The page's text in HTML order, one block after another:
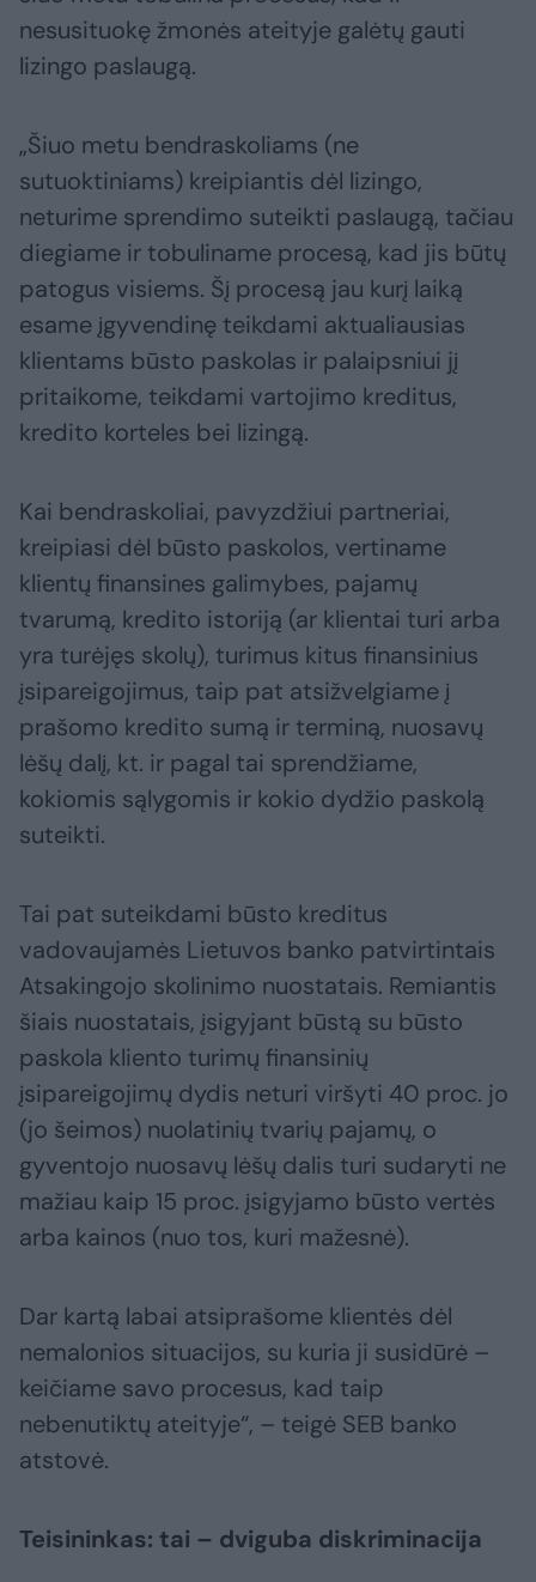
nesusituokę žmonės ateityje galėtų gauti
lizingo paslaugą.
„Šiuo metu bendraskoliams (ne
sutuoktiniams) kreipiantis dėl lizingo,
neturime sprendimo suteikti paslaugą, tačiau
diegiame ir tobuliname procesą, kad jis būtų
patogus visiems. Šį procesą jau kurį laiką
esame įgyvendinę teikdami aktualiausias
klientams būsto paskolas ir palaipsniui jį
pritaikome, teikdami vartojimo kreditus,
kredito korteles bei lizingą.
Kai bendraskoliai, pavyzdžiui partneriai,
kreipiasi dėl būsto paskolos, vertiname
klientų finansines galimybes, pajamų
tvarumą, kredito istoriją (ar klientai turi arba
yra turėjęs skolų), turimus kitus finansinius
įsipareigojimus, taip pat atsižvelgiame į
prašomo kredito sumą ir terminą, nuosavų
lėšų dalį, kt. ir pagal tai sprendžiame,
kokiomis sąlygomis ir kokio dydžio paskolą
suteikti.
Tai pat suteikdami būsto kreditus
vadovaujamės Lietuvos banko patvirtintais
Atsakingojo skolinimo nuostatais. Remiantis
šiais nuostatais, įsigyjant būstą su būsto
paskola kliento turimų finansinių
įsipareigojimų dydis neturi viršyti 40 proc. jo
(jo šeimos) nuolatinių tvarių pajamų, o
gyventojo nuosavų lėšų dalis turi sudaryti ne
mažiau kaip 15 proc. įsigyjamo būsto vertės
arba kainos (nuo tos, kuri mažesnė).
Dar kartą labai atsiprašome klientės dėl
nemalonios situacijos, su kuria ji susidūrė –
keičiame savo procesus, kad taip
nebenutiktų ateityje“, – teigė SEB banko
atstovė.
Teisininkas: tai – dviguba diskriminacija